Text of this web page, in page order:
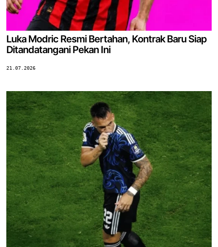
Luka Modric Resmi Bertahan, Kontrak Baru Siap
Ditandatangani Pekan Ini
21.07.2026